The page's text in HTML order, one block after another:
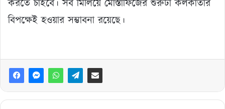
করতে চাইবে। সব মিলিয়ে মোস্তাফিজের শুরুটা কলকাতার
বিপক্ষেই হওয়ার সম্ভাবনা রয়েছে।